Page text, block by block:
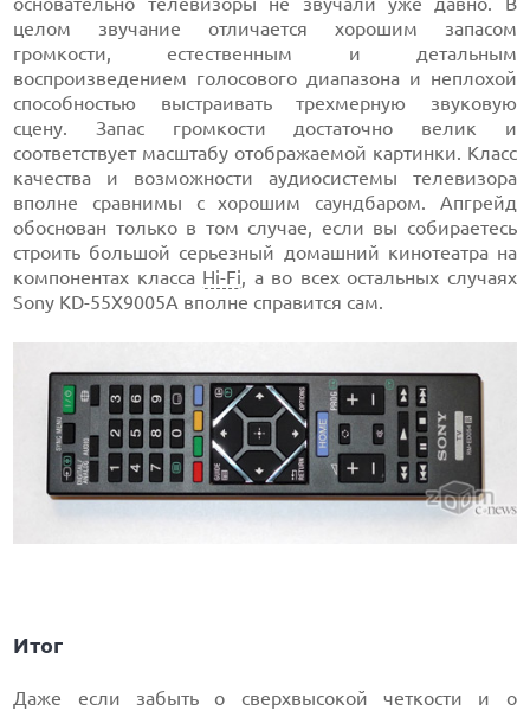
целом звучание отличается хорошим запасом
громкости, естественным и детальным
воспроизведением голосового диапазона и неплохой
способностью выстраивать трехмерную звуковую
сцену. Запас громкости достаточно велик и
соответствует масштабу отображаемой картинки. Класс
качества и возможности аудиосистемы телевизора
вполне сравнимы с хорошим саундбаром. Апгрейд
обоснован только в том случае, если вы собираетесь
строить большой серьезный домашний кинотеатра на
компонентах класса Hi-Fi, а во всех остальных случаях
Sony KD-55X9005A вполне справится сам.
Итог
Даже если забыть о сверхвысокой четкости и о